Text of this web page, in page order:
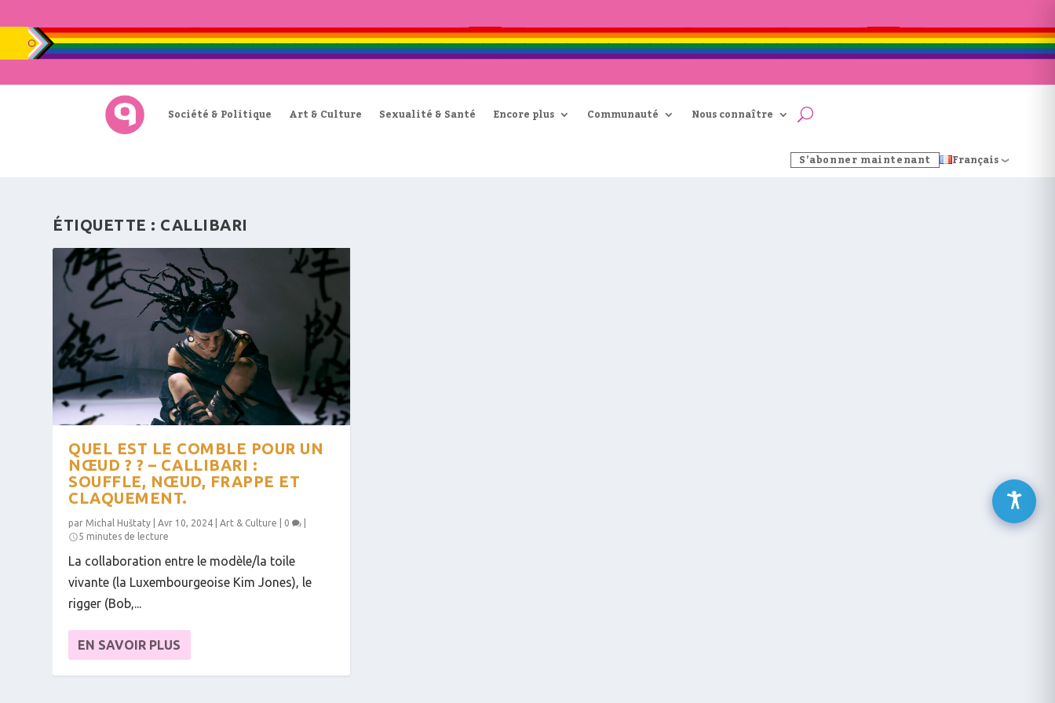
Société & Politique Art & Culture Sexualité & Santé Encore plus Communauté Nous connaître
S’abonner maintenant Français
ÉTIQUETTE : CALLIBARI
QUEL EST LE COMBLE POUR UN
NŒUD ? ? – CALLIBARI :
SOUFFLE, NŒUD, FRAPPE ET
CLAQUEMENT.
par Michal Huštaty |Avr 10, 2024 |Art & Culture 0
5 minutes de lecture
La collaboration entre le modèle/la toile
vivante (la Luxembourgeoise Kim Jones), le
rigger (Bob,...
EN SAVOIR PLUS